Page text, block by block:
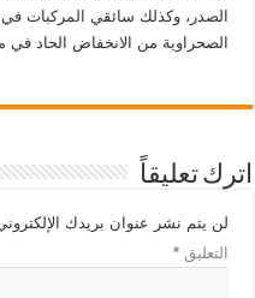
الصدر، وكذلك سائقي المركبات
الصحراوية من الانخفاض الحاد في
اترك تعليقاً
لن يتم نشر عنوان بريدك
التعليق*